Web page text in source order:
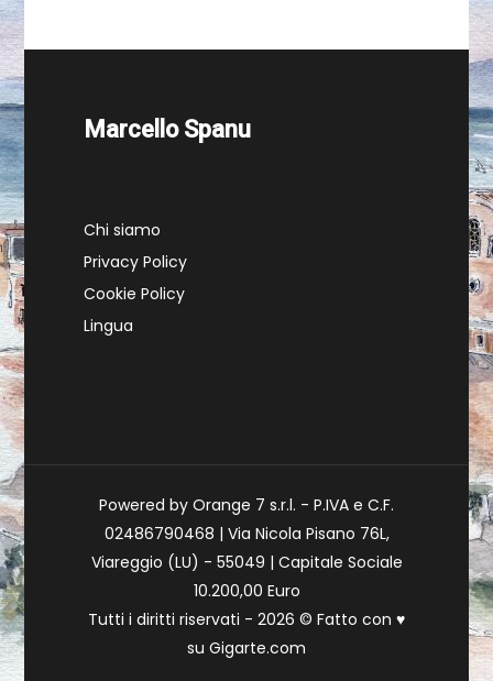
Marcello Spanu
Chi siamo
Privacy Policy
Cookie Policy
Lingua
Powered by Orange 7 s.r.l. - P.IVA e C.F.
02486790468 | Via Nicola Pisano 76L,
Viareggio (LU) - 55049 | Capitale Sociale
10.200,00 Euro
Tutti i diritti riservati - 2026 © Fatto con ♥
su Gigarte.com